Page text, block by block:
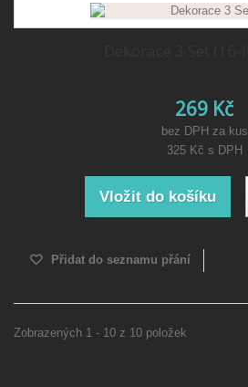
269 Kč
bez DPH za kus
325 Kč s DPH
Vložit do košíku
Přidat do seznamu přání
Zobrazených 1 - 10 z 10 položek